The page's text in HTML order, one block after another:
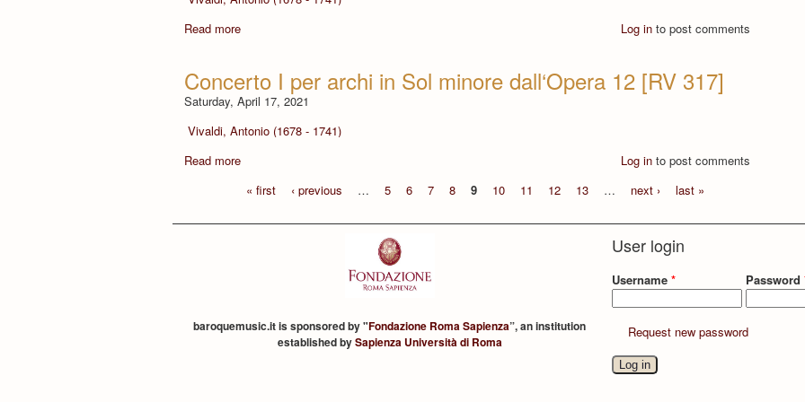
Read more
Log in to post comments
Concerto I per archi in Sol minore dall‘Opera 12 [RV 317]
Saturday, April 17, 2021
Vivaldi, Antonio (1678 - 1741)
Read more
Log in to post comments
« first
‹ previous … 5 6 7 8 9 10 11 12 13 … next › last »
baroquemusic.it is sponsored by "Fondazione Roma Sapienza”, an institution
established bySapienza Università di Roma
User login
Username* Password
Request new password